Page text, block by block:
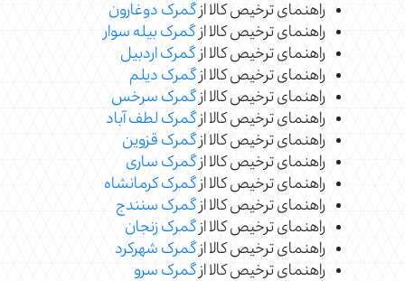
راهنمای ترخیص کالا ازگمرک دوغارون
راهنمای ترخیص کالا ازگمرک بیله سوار
راهنمای ترخیص کالا ازگمرک اردبیل
راهنمای ترخیص کالا ازگمرک دیلم
راهنمای ترخیص کالا ازگمرک سرخس
راهنمای ترخیص کالا ازگمرک لطف آباد
راهنمای ترخیص کالا ازگمرک قزوین
راهنمای ترخیص کالا ازگمرک ساری
راهنمای ترخیص کالا ازگمرک کرمانشاه
راهنمای ترخیص کالا ازگمرک سنندج
راهنمای ترخیص کالا ازگمرک زنجان
راهنمای ترخیص کالا ازگمرک شهرکرد
راهنمای ترخیص کالا ازگمرک سرو